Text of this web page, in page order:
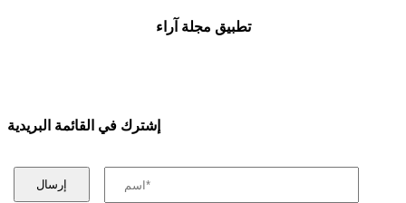
تطبيق مجلة آراء
إشترك في القائمة البريدية